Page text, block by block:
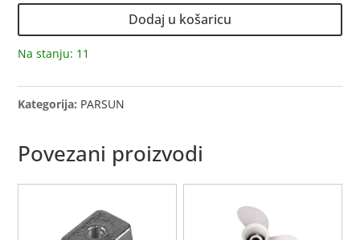
količina
Dodaj u košaricu
Na stanju: 11
Kategorija: PARSUN
Povezani proizvodi